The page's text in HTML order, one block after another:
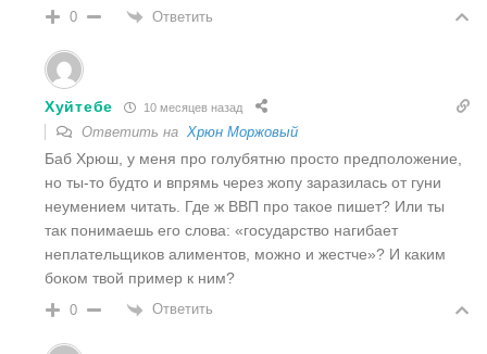
0 Ответить
Хуйтебе 10 месяцев назад
Ответить на Хрюн Моржовый
Баб Хрюш, у меня про голубятню просто предположение,
но ты-то будто и впрямь через жопу заразилась от гуни
неумением читать. Где ж ВВП про такое пишет? Или ты
так понимаешь его слова: «государство нагибает
неплательщиков алиментов, можно и жестче»? И каким
боком твой пример к ним?
0 Ответить